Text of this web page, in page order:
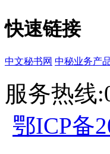
快速链接
中文秘书网 中秘业务产
服务热线
鄂ICP备